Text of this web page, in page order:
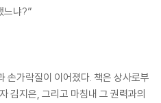
느냐?”
손가락질이 이어졌다. 책은 상사로부
김지은, 그리고 마침내 그 권력과의